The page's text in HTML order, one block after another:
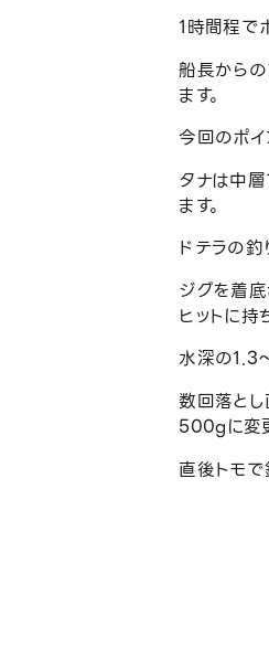
1時間程で
船長から
ます。
今回のポ
タナは中
ます。
ドテラの
ジグを着
ヒットに持
水深の1.3
数回落と
500gに変
直後トモで